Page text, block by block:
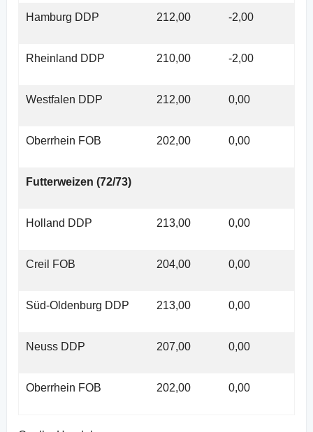
Hamburg DDP 212,00 -2,00
Rheinland DDP 210,00 -2,00
Westfalen DDP 212,00 0,00
Oberrhein FOB 202,00 0,00
Futterweizen (72/73)
Holland DDP 213,00 0,00
Creil FOB 204,00 0,00
Süd-Oldenburg DDP 213,00 0,00
Neuss DDP 207,00 0,00
Oberrhein FOB 202,00 0,00